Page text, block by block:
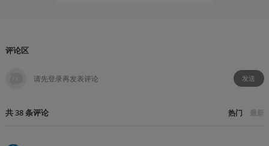
评论区
发送
共38条评论 热门 最新